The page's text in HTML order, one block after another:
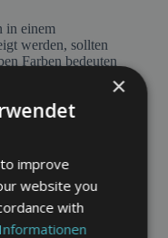
in einem
werden, sollten
Farben bedeuten
Skalierungen
reduziert die
sagen wenig
viel oder wenig?
und der
oder historische
eine Einordnung.
×
improve
website you
with